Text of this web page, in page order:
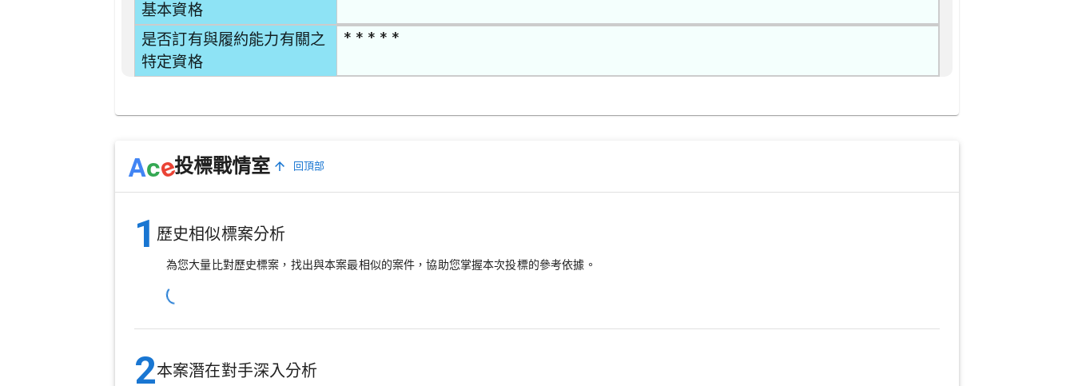
基本資格
是否訂有與履約能力有關之
特定資格
* * * * *
Ace投標戰情室 回頂部
1 歷史相似標案分析
為您大量比對歷史標案，找出與本案最相似的案件，協助您掌握本次投標的參考依據。
2本案潛在對手深入分析